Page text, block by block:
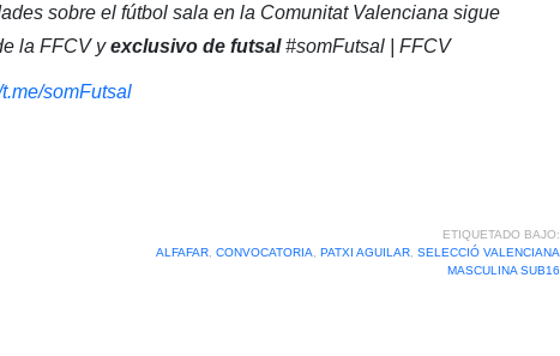
sobre el fútbol sala en la Comunitat Valenciana sigue
la FFCV yexclusivo de futsal#somFutsal | FFCV
somFutsal
ETIQUETADO BAJO:
ALFAFAR, CONVOCATORIA PATXI AGUILAR, SELECCIÓ VALENCIANA
MASCULINA SUB16